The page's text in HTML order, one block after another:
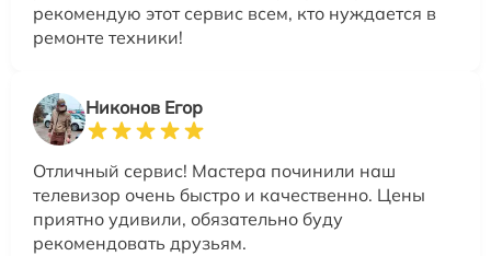
рекомендую этот сервис всем, кто нуждается в
ремонте техники!
Никонов Егор
Отличный сервис! Мастера починили наш
телевизор очень быстро и качественно. Цены
приятно удивили, обязательно буду
рекомендовать друзьям.